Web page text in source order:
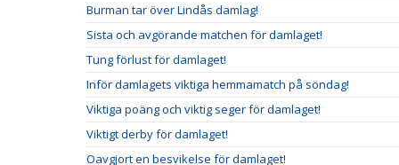
Burman tar över Lindås damlag!
Sista och avgörande matchen för damlaget!
Tung förlust för damlaget!
Inför damlagets viktiga hemmamatch på söndag!
Viktiga poäng och viktig seger för damlaget!
Viktigt derby för damlaget!
Oavgjort en besvikelse för damlaget!